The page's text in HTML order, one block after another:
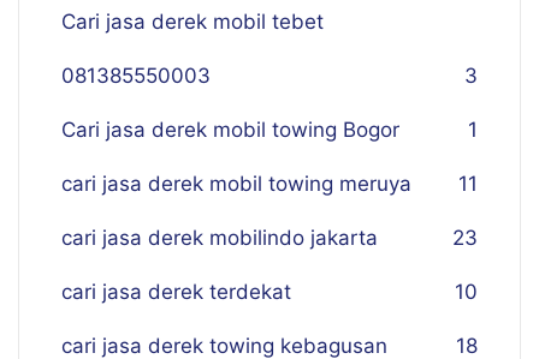
Cari jasa derek mobil tebet
081385550003 3
Cari jasa derek mobil towing Bogor 1
cari jasa derek mobil towing meruya 11
cari jasa derek mobilindo jakarta 23
cari jasa derek terdekat 10
cari jasa derek towing kebagusan 18